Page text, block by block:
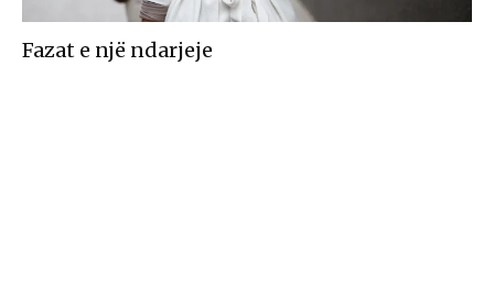
Fazat e një ndarjeje